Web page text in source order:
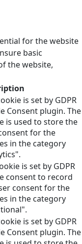
for the website
basic
the website,
is set by GDPR
Consent plugin. The
is used to store the
for the
in the category
is set by GDPR
consent to record
consent for the
in the category
is set by GDPR
Consent plugin. The